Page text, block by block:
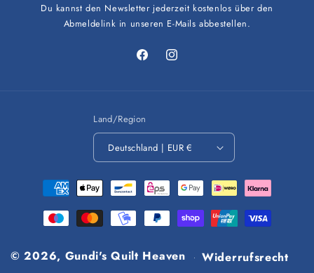
Du kannst den Newsletter jederzeit kostenlos über den
Abmeldelink in unseren E-Mails abbestellen.
FacebookInstagram
Land/Region
Deutschland | EUR €
Zahlungsmethoden
© 2026, Gundi's Quilt Heaven Widerrufsrecht